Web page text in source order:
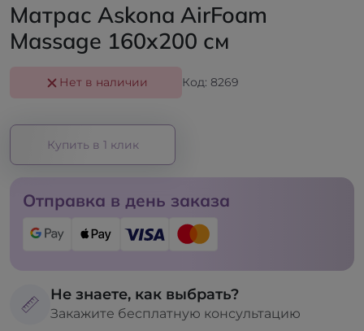
Матрас Askona AirFoam
Massage 160x200 см
Нет в наличии Код: 8269
Купить в 1 клик
Отправка в день заказа
Не знаете, как выбрать?
Закажите бесплатную консультацию